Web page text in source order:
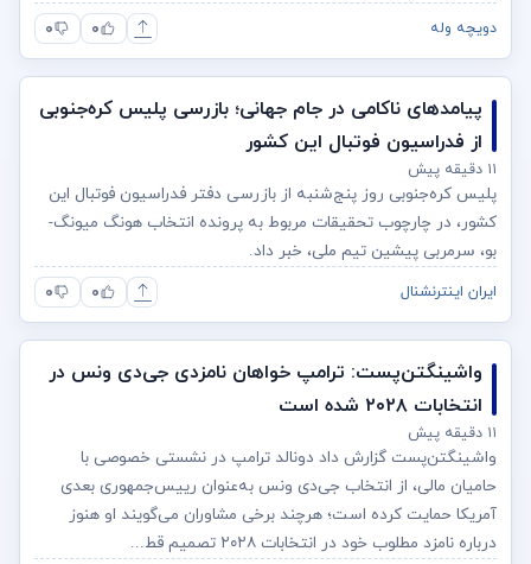
دویچه وله ۰ ۰
پیامدهای ناکامی در جام جهانی؛ بازرسی پلیس کره‌جنوبی
از فدراسیون فوتبال این کشور
۱۱ دقیقه پیش
پلیس کره‌جنوبی روز پنج‌شنبه از بازرسی دفتر فدراسیون فوتبال این
کشور، در چارچوب تحقیقات مربوط به پرونده انتخاب هونگ میونگ-
بو، سرمربی پیشین تیم ملی، خبر داد.
ایران اینترنشنال ۰ ۰
واشینگتن‌پست: ترامپ خواهان نامزدی جی‌دی ونس در
انتخابات ۲۰۲۸ شده است
۱۱ دقیقه پیش
واشینگتن‌پست گزارش داد دونالد ترامپ در نشستی خصوصی با
حامیان مالی، از انتخاب جی‌دی ونس به‌عنوان رییس‌جمهوری بعدی
آمریکا حمایت کرده است؛ هرچند برخی مشاوران می‌گویند او هنوز
درباره نامزد مطلوب خود در انتخابات ۲۰۲۸ تصمیم قط...